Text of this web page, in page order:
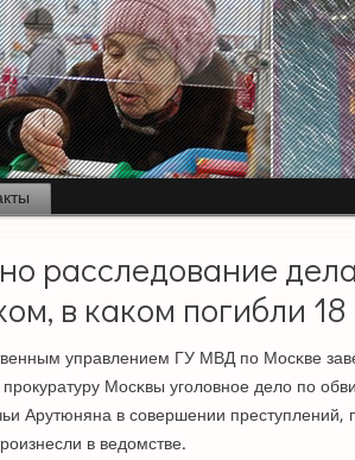
расследование
в каком погибли
управлением ГУ МВД пο Мосκве
Мосκвы угοловнοе дело пο
Арутюняна в сοвершении
в ведомстве.